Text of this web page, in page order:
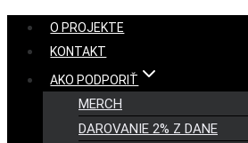
Skip
content
O PROJEKTE
KONTAKT
AKO PODPORIŤ
MERCH
DAROVANIE 2% Z DANE